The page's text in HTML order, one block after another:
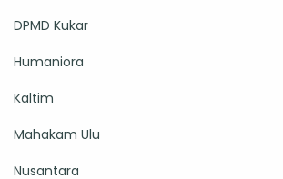
DPMD Kukar
Humaniora
Kaltim
Mahakam Ulu
Nusantara